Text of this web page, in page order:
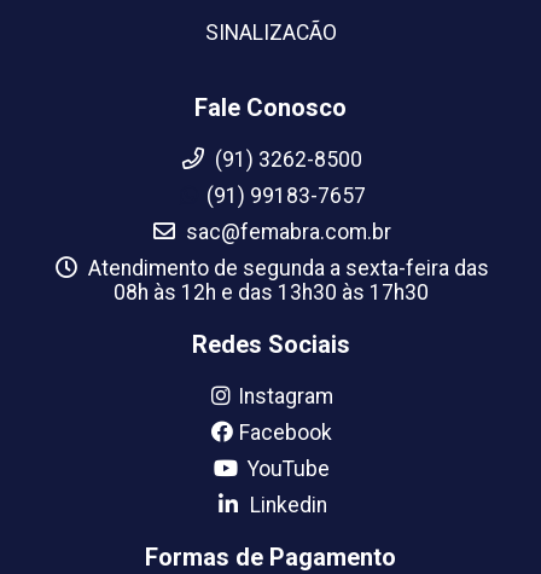
SINALIZACÃO
Fale Conosco
(91) 3262-8500
(91) 99183-7657
sac@femabra.com.br
Atendimento de segunda a sexta-feira das
08h às 12h e das 13h30 às 17h30
Redes Sociais
Instagram
Facebook
YouTube
Linkedin
Formas de Pagamento